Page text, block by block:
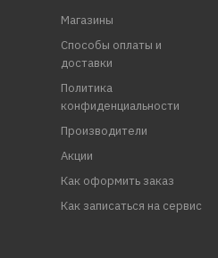
Магазины
Способы оплаты и
доставки
Политика
конфиденциальности
Производители
Акции
Как оформить заказ
Как записаться на сервис